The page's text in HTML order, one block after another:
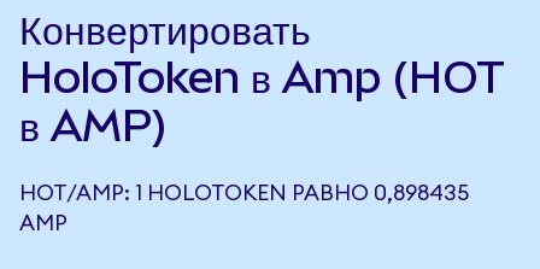
Конвертировать
HoloToken в Amp (HOT
в AMP)
HOT/AMP: 1 HOLOTOKEN РАВНО 0,898435
AMP